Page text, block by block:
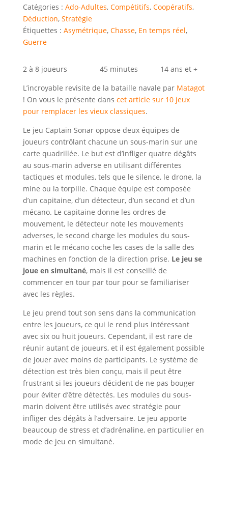
Catégories : Ado-Adultes, Compétitifs, Coopératifs,
Déduction, Stratégie
Étiquettes : Asymétrique, Chasse, En temps réel,
Guerre
2 à 8 joueurs 45 minutes 14 ans et +
L’incroyable revisite de la bataille navale par Matagot
! On vous le présente dans cet article sur 10 jeux
pour remplacer les vieux classiques.
Le jeu Captain Sonar oppose deux équipes de
joueurs contrôlant chacune un sous-marin sur une
carte quadrillée. Le but est d’infliger quatre dégâts
au sous-marin adverse en utilisant différentes
tactiques et modules, tels que le silence, le drone, la
mine ou la torpille. Chaque équipe est composée
d’un capitaine, d’un détecteur, d’un second et d’un
mécano. Le capitaine donne les ordres de
mouvement, le détecteur note les mouvements
adverses, le second charge les modules du sous-
marin et le mécano coche les cases de la salle des
machines en fonction de la direction prise. Le jeu se
joue en simultané, mais il est conseillé de
commencer en tour par tour pour se familiariser
avec les règles.
Le jeu prend tout son sens dans la communication
entre les joueurs, ce qui le rend plus intéressant
avec six ou huit joueurs. Cependant, il est rare de
réunir autant de joueurs, et il est également possible
de jouer avec moins de participants. Le système de
détection est très bien conçu, mais il peut être
frustrant si les joueurs décident de ne pas bouger
pour éviter d’être détectés. Les modules du sous-
marin doivent être utilisés avec stratégie pour
infliger des dégâts à l’adversaire. Le jeu apporte
beaucoup de stress et d’adrénaline, en particulier en
mode de jeu en simultané.